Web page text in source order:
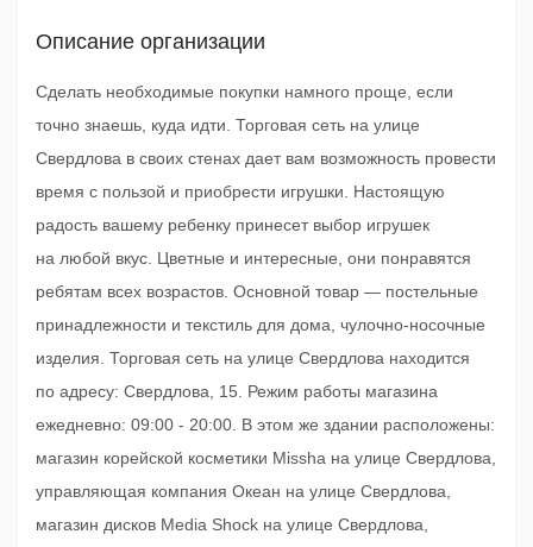
Описание организации
Сделать необходимые покупки намного проще, если
точно знаешь, куда идти. Торговая сеть на улице
Свердлова в своих стенах дает вам возможность провести
время с пользой и приобрести игрушки. Настоящую
радость вашему ребенку принесет выбор игрушек
на любой вкус. Цветные и интересные, они понравятся
ребятам всех возрастов. Основной товар — постельные
принадлежности и текстиль для дома, чулочно-носочные
изделия. Торговая сеть на улице Свердлова находится
по адресу: Свердлова, 15. Режим работы магазина
ежедневно: 09:00 - 20:00. В этом же здании расположены:
магазин корейской косметики Missha на улице Свердлова,
управляющая компания Океан на улице Свердлова,
магазин дисков Media Shock на улице Свердлова,